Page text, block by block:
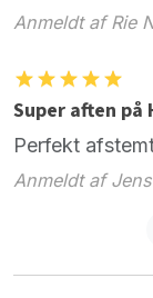
Anmeldt af Rie
Super aften på
Perfekt
Anmeldt af